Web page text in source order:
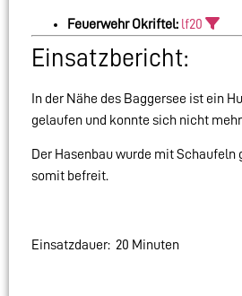
Feuerwehr Okriftel: lf20
Einsatzbericht:
In der Nähe des Baggersee ist ein
gelaufen und konnte sich nicht
Der Hasenbau wurde mit Schaufeln
somit befreit.
Einsatzdauer: 20 Minuten